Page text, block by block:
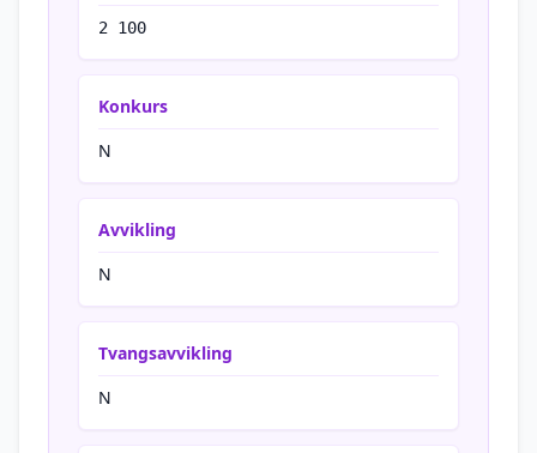
2 100
Konkurs
N
Avvikling
N
Tvangsavvikling
N